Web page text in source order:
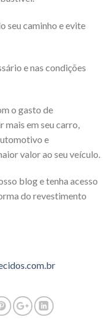
seu caminho e evite
e nas condições
o gasto de
em seu carro,
e
valor ao seu veículo.
blog e tenha acesso
do revestimento